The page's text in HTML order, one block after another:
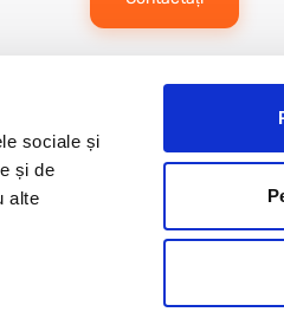
sociale și
și de
alte